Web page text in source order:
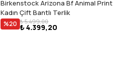
Birkenstock Arizona Bf Animal Print
Kadın Çift Bantlı Terlik
%20 ₺ 5.499,00
₺ 4.399,20